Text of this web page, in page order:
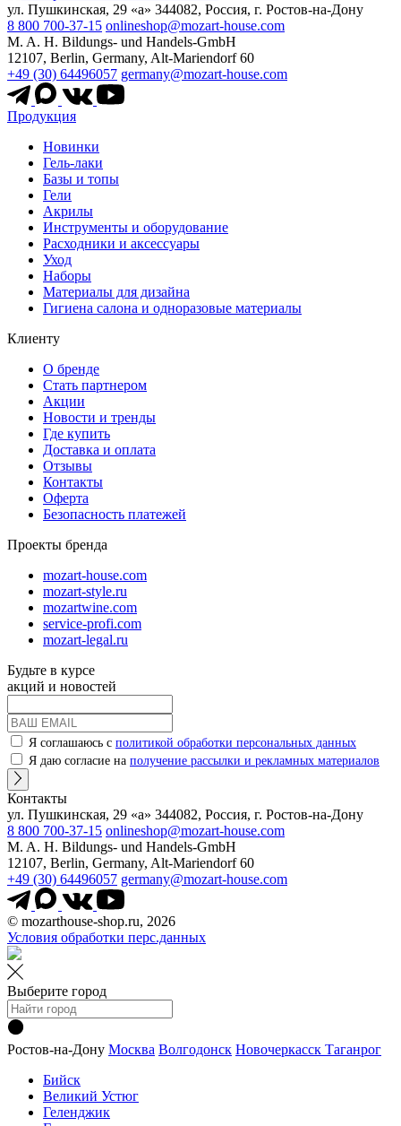
ул. Пушкинская, 29 «а» 344082, Россия, г. Ростов-на-Дону
8 800 700-37-15 onlineshop@mozart-house.com
M. A. H. Bildungs- und Handels-GmbH
12107, Berlin, Germany, Alt-Mariendorf 60
+49 (30) 64496057 germany@mozart-house.com
Продукция
Новинки
Гель-лаки
Базы и топы
Гели
Акрилы
Инструменты и оборудование
Расходники и аксессуары
Уход
Наборы
Материалы для дизайна
Гигиена салона и одноразовые материалы
Клиенту
О бренде
Стать партнером
Акции
Новости и тренды
Где купить
Доставка и оплата
Отзывы
Контакты
Оферта
Безопасность платежей
Проекты бренда
mozart-house.com
mozart-style.ru
mozartwine.com
service-profi.com
mozart-legal.ru
Будьте в курсе
акций и новостей
Я соглашаюсь с политикой обработки персональных данных
Я даю согласие на получение рассылки и рекламных материалов
Контакты
ул. Пушкинская, 29 «а» 344082, Россия, г. Ростов-на-Дону
8 800 700-37-15 onlineshop@mozart-house.com
M. A. H. Bildungs- und Handels-GmbH
12107, Berlin, Germany, Alt-Mariendorf 60
+49 (30) 64496057 germany@mozart-house.com
© mozarthouse-shop.ru, 2026
Условия обработки перс.данных
Выберите город
Ростов-на-Дону Москва Волгодонск Новочеркасск Таганрог
Бийск
Великий Устюг
Геленджик